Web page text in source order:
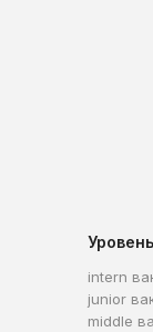
Уровень
intern
junior
middle